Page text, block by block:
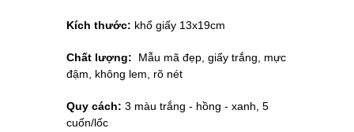
Kích thước: khổ giấy 13x19cm
Chất lượng:
Mẫu mã đẹp, giấy trắng, mực
đậm, không lem, rõ nét
Quy cách: 3 màu trắng - hồng - xanh, 5
cuốn/lốc